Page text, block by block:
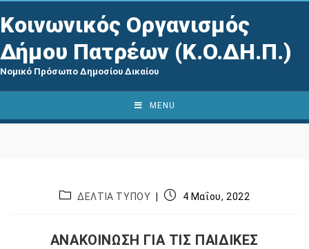
Κοινωνικός Οργανισμός
Δήμου Πατρέων (Κ.Ο.ΔΗ.Π.)
Νομικό Πρόσωπο Δημοσίου Δικαίου
MENU
ΔΕΛΤΙΑ ΤΥΠΟΥ 4 Μαΐου, 2022
ΑΝΑΚΟΙΝΩΣΗ ΓΙΑ ΤΙΣ ΠΑΙΔΙΚΕΣ